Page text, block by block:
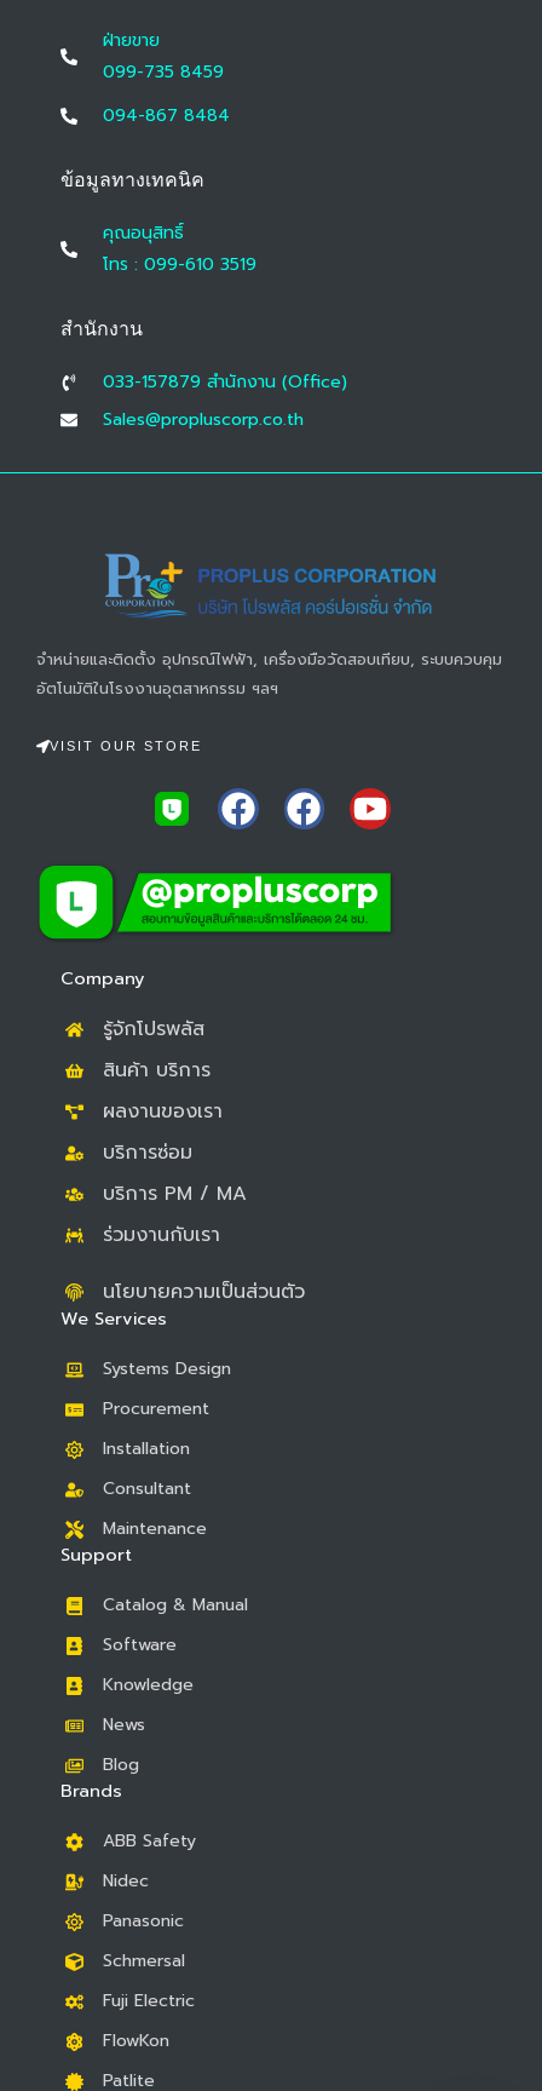
ฝ่ายขาย
099-735 8459
094-867 8484
ข้อมูลทางเทคนิค
คุณอนุสิทธิ์
โทร : 099-610 3519
สำนักงาน
033-157879 สํานักงาน (Office)
Sales@propluscorp.co.th
จำหน่ายและติดตั้ง อุปกรณ์ไฟฟ้า, เครื่องมือวัดสอบเทียบ, ระบบควบคุม
อัตโนมัติในโรงงานอุตสาหกรรม ฯลฯ
VISIT OUR STORE
F
a
c
e
b
F
a
c
e
b
Y
o
u
t
u
Company
รู้จักโปรพลัส
สินค้า บริการ
ผลงานของเรา
บริการซ่อม
บริการ PM / MA
ร่วมงานกับเรา
นโยบายความเป็นส่วนตัว
We Services
Systems Design
Procurement
Installation
Consultant
Maintenance
Support
Catalog & Manual
Software
Knowledge
News
Blog
Brands
ABB Safety
Nidec
Panasonic
Schmersal
Fuji Electric
FlowKon
Patlite